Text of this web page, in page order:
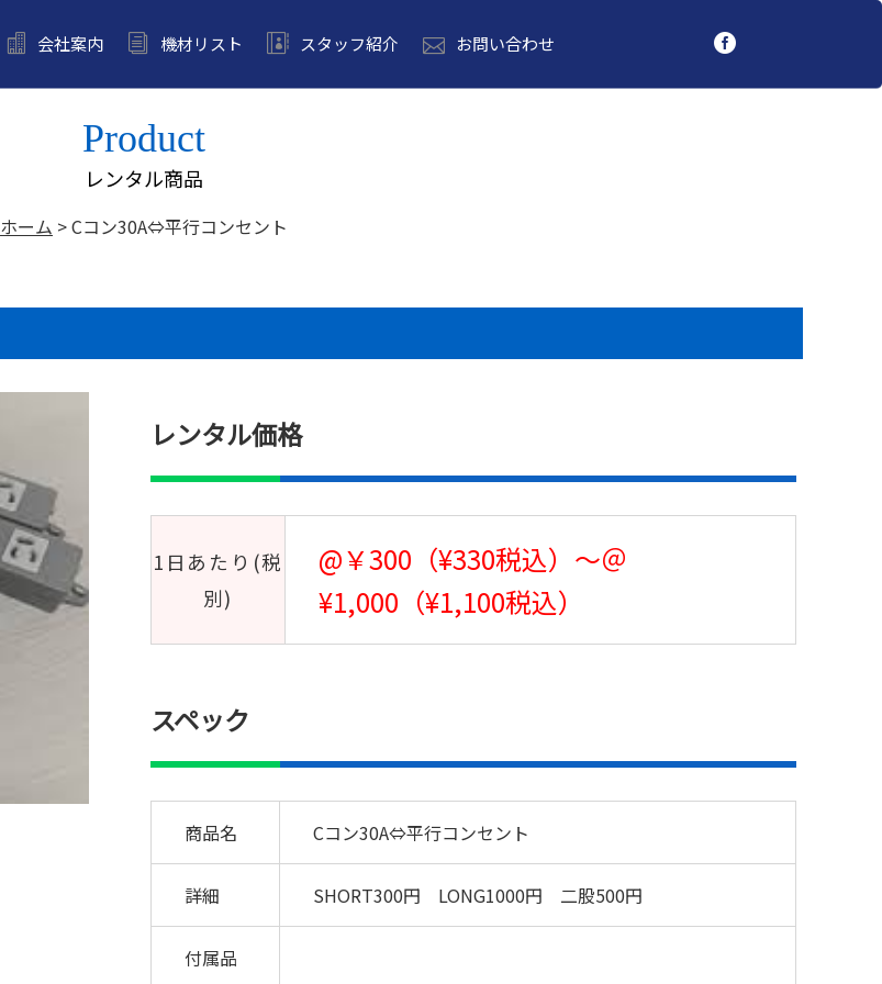
会社案内 機材リスト スタッフ紹介 お問い合わせ
Product
レンタル商品
ホーム >Cコン30A⇔平行コンセント
レンタル価格
1日あたり(税
別)
@￥300（¥330税込）～＠
¥1,000（¥1,100税込）
スペック
商品名 Cコン30A⇔平行コンセント
詳細 SHORT300円 LONG1000円 二股500円
付属品